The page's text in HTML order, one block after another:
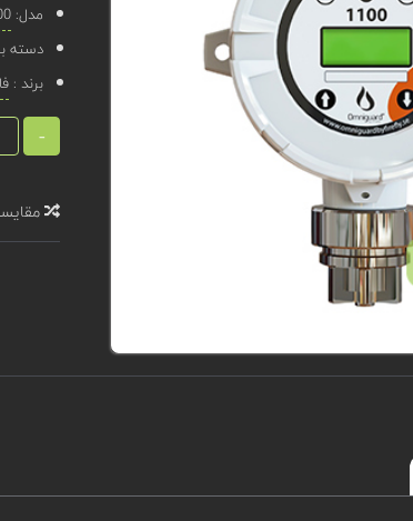
مدل:
دسته
برند :
-